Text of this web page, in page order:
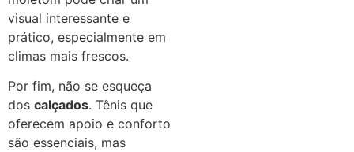
visual interessante e
prático, especialmente em
climas mais frescos.
Por fim, não se esqueça
dos calçados. Tênis que
oferecem apoio e conforto
são essenciais, mas